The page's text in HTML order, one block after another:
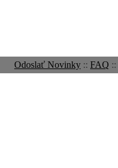
Odoslať Novinky :: FAQ ::